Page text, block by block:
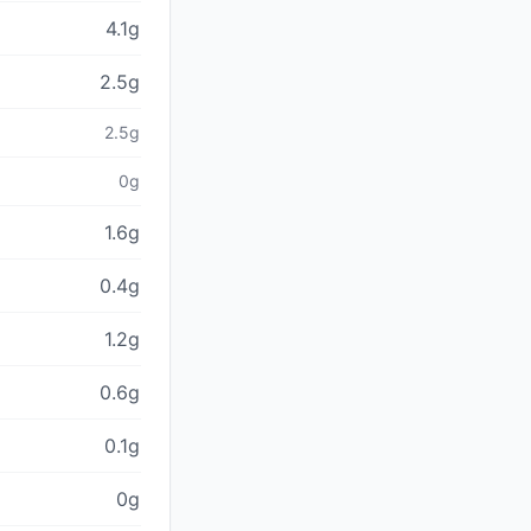
4.1g
2.5g
2.5g
0g
1.6g
0.4g
1.2g
0.6g
0.1g
0g